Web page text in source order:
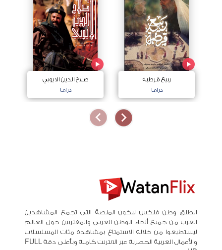
ربيع قرطبة
دراما
صلاح الدين الايوبي
دراما
انطلق وطن فلكس ليكون المنصة التي تجمع المشاهدين
العرب من جميع أنحاء الوطن العربي والمغتربين حول العالم
ليستطيعوا من خلاله الاستمتاع بمشاهدة مئات المسلسلات
والأعمال العربية الحصرية عبر الانترنت كاملة وبأعلى دقة FULL